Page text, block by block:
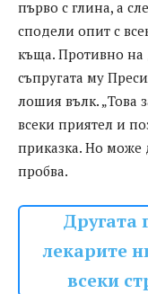
първо с глина, а
сподели опит с
къща. Противно на
съпругата му
лошия вълк. „Това
всеки приятел и
приказка. Но може
пробва.
Другата
лекарите
всеки